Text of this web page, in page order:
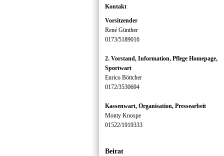
Kontakt
Vorsitzender
René Günther
0173/5189016
2. Vorstand, Information, Pflege Homepage,
Sportwart
Enrico Böttcher
0172/3530694
Kassenwart, Organisation, Pressearbeit
Monty Knospe
01522/1919333
Beirat